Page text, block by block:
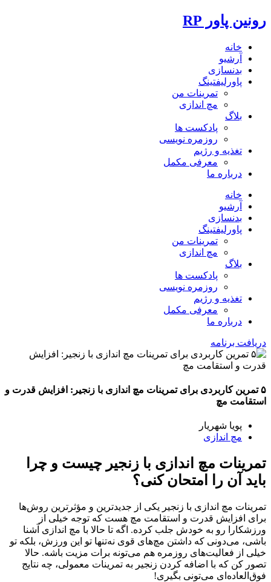
رونین پاور RP
خانه
آرشیو
بدنسازی
پاورلیفتینگ
تمرینات من
مچ اندازی
بلاگ
پادکست ها
روزمره نویسی
تغذیه و رژیم
معرفی مکمل
درباره ما
خانه
آرشیو
بدنسازی
پاورلیفتینگ
تمرینات من
مچ اندازی
بلاگ
پادکست ها
روزمره نویسی
تغذیه و رژیم
معرفی مکمل
درباره ما
دریافت برنامه
۵ تمرین کاربردی برای تمرینات مچ اندازی با زنجیر: افزایش قدرت و
استقامت مچ
پویا شهریار
مچ اندازی
تمرینات مچ اندازی با زنجیر چیست و چرا
باید آن را امتحان کنی؟
تمرینات مچ اندازی با زنجیر یکی از جدیدترین و مؤثرترین روش‌ها
برای افزایش قدرت و استقامت مچ هست که توجه خیلی از
ورزشکارا رو به خودش جلب کرده. اگه تا حالا با مچ اندازی آشنا
باشی، می‌دونی که داشتن مچ‌های قوی نه‌تنها تو این ورزش، بلکه تو
خیلی از فعالیت‌های روزمره هم می‌تونه برات مزیت باشه. حالا
تصور کن که با اضافه کردن زنجیر به تمرینات معمولی، چه نتایج
فوق‌العاده‌ای می‌تونی بگیری!